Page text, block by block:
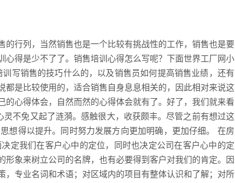
行列，当然销售也是一个比较有挑战性的工作，销售也是要
得是少不了了。销售培训心得怎么写呢？下面世界工厂网小
写销售的技巧什么的，以及销售员如何提高销售业绩，还有
是比较使用的，适合销售自身息息相关的，因此相对来说这
心得体会，自然而然的心得体会就有了。好了，我们就来看
不免又起了涟漪。感触很大，收获颇丰。尽管之前有想过这
想得以提升。同时努力发展方向更加明确，更加仔细。 在房
定我们在客户心中的定位，同时也决定公司在客户心中的定
象来树立公司的名牌，也有必要得到客户对我们的肯定。因
专业名词和术语；对区域内的项目有整体认识和了解；对所